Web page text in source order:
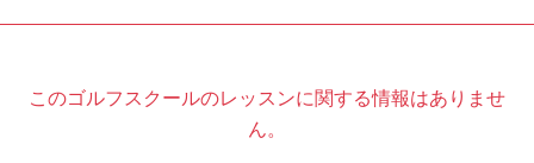
このゴルフスクールのレッスンに関する情報はありませ
ん。